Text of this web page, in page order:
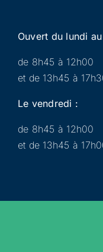
Ouvert du lundi
de 8h45 à 12h00
et de 13h45 à
Le vendredi :
de 8h45 à 12h00
et de 13h45 à